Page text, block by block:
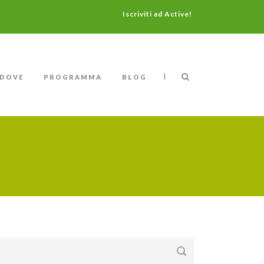
Iscriviti ad Active!
DOVE PROGRAMMA BLOG |